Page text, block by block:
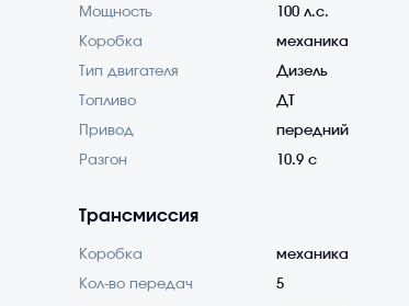
Мощность 100 л.с.
Коробка механика
Тип двигателя Дизель
Топливо ДТ
Привод передний
Разгон 10.9 с
Трансмиссия
Коробка механика
Кол-во передач 5